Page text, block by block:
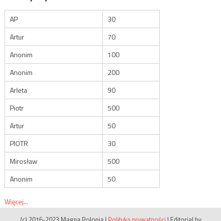
AP
30
Artur
70
Anonim
100
Anonim
200
Arleta
90
Piotr
500
Artur
50
PIOTR
30
Mirosław
500
Anonim
50
Więcej...